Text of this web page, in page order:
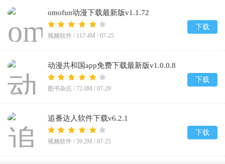
omofun动漫下载最新版v1.1.72
视频软件 / 117.4M / 07-25
下载
动漫共和国app免费下载最新版v1.0.0.8
图书杂志 / 72.0M / 07-29
下载
追番达人软件下载v6.2.1
视频软件 / 59.2M / 07-25
下载